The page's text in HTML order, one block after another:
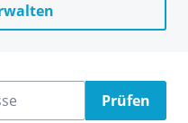
Prüfen